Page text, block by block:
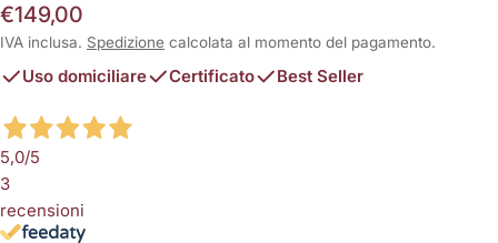
Prezzo
normale
€149,00
IVA inclusa. Spedizione calcolata al momento del pagamento.
Uso domiciliare Certificato Best Seller
5,0/5
3
recensioni